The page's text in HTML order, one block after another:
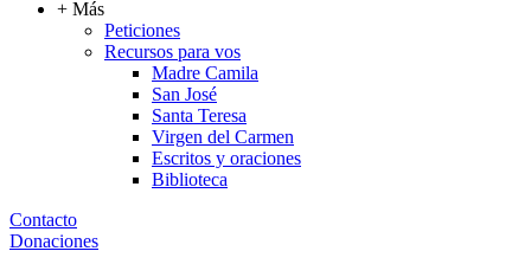
+ Más
Peticiones
Recursos para vos
Madre Camila
San José
Santa Teresa
Virgen del Carmen
Escritos y oraciones
Biblioteca
Contacto
Donaciones